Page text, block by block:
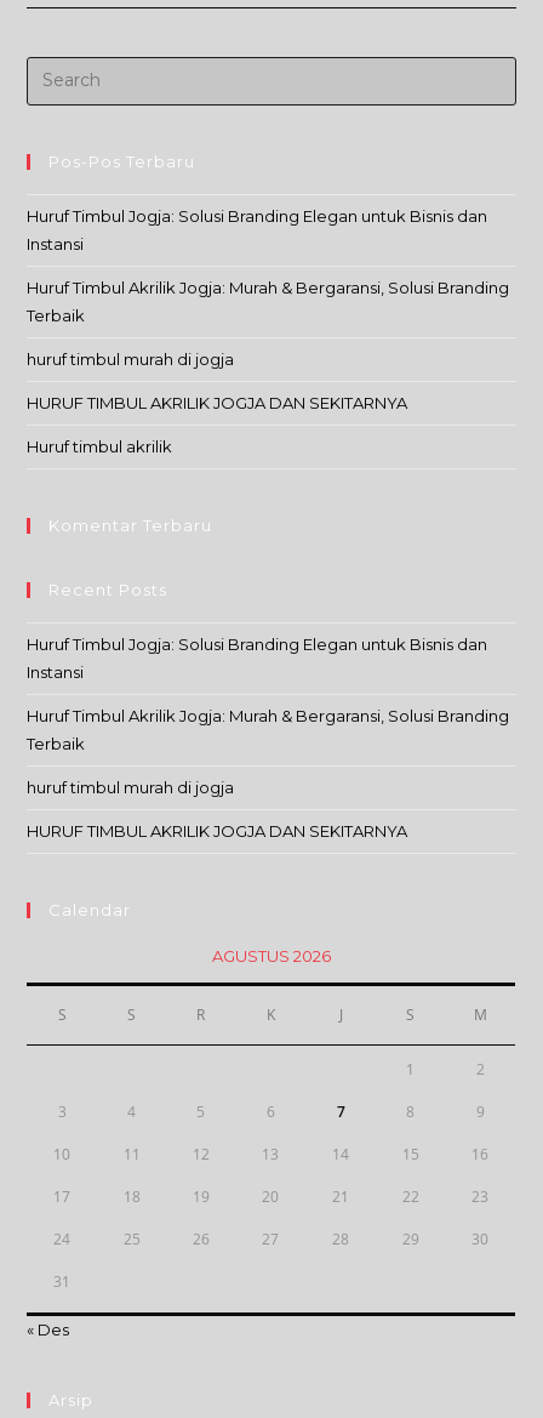
Pos-Pos Terbaru
Huruf Timbul Jogja: Solusi Branding Elegan untuk Bisnis dan
Instansi
Huruf Timbul Akrilik Jogja: Murah & Bergaransi, Solusi Branding
Terbaik
huruf timbul murah di jogja
HURUF TIMBUL AKRILIK JOGJA DAN SEKITARNYA
Huruf timbul akrilik
Komentar Terbaru
Recent Posts
Huruf Timbul Jogja: Solusi Branding Elegan untuk Bisnis dan
Instansi
Huruf Timbul Akrilik Jogja: Murah & Bergaransi, Solusi Branding
Terbaik
huruf timbul murah di jogja
HURUF TIMBUL AKRILIK JOGJA DAN SEKITARNYA
Calendar
AGUSTUS 2026
S S R K J S M
1 2
3 4 5 6 7 8 9
10 11 12 13 14 15 16
17 18 19 20 21 22 23
24 25 26 27 28 29 30
31
« Des
Arsip